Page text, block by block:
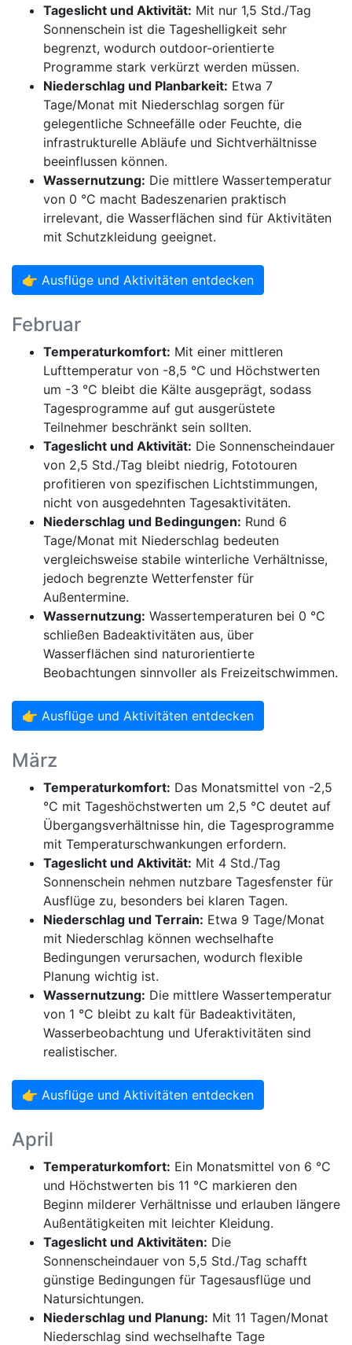
Tageslicht und Aktivität: Mit nur 1,5 Std./Tag
Sonnenschein ist die Tageshelligkeit sehr
begrenzt, wodurch outdoor-orientierte
Programme stark verkürzt werden müssen.
Niederschlag und Planbarkeit: Etwa 7
Tage/Monat mit Niederschlag sorgen für
gelegentliche Schneefälle oder Feuchte, die
infrastrukturelle Abläufe und Sichtverhältnisse
beeinflussen können.
Wassernutzung: Die mittlere Wassertemperatur
von 0 °C macht Badeszenarien praktisch
irrelevant, die Wasserflächen sind für Aktivitäten
mit Schutzkleidung geeignet.
👉 Ausflüge und Aktivitäten entdecken
Februar
Temperaturkomfort: Mit einer mittleren
Lufttemperatur von -8,5 °C und Höchstwerten
um -3 °C bleibt die Kälte ausgeprägt, sodass
Tagesprogramme auf gut ausgerüstete
Teilnehmer beschränkt sein sollten.
Tageslicht und Aktivität: Die Sonnenscheindauer
von 2,5 Std./Tag bleibt niedrig, Fototouren
profitieren von spezifischen Lichtstimmungen,
nicht von ausgedehnten Tagesaktivitäten.
Niederschlag und Bedingungen: Rund 6
Tage/Monat mit Niederschlag bedeuten
vergleichsweise stabile winterliche Verhältnisse,
jedoch begrenzte Wetterfenster für
Außentermine.
Wassernutzung: Wassertemperaturen bei 0 °C
schließen Badeaktivitäten aus, über
Wasserflächen sind naturorientierte
Beobachtungen sinnvoller als Freizeitschwimmen.
👉 Ausflüge und Aktivitäten entdecken
März
Temperaturkomfort: Das Monatsmittel von -2,5
°C mit Tageshöchstwerten um 2,5 °C deutet auf
Übergangsverhältnisse hin, die Tagesprogramme
mit Temperaturschwankungen erfordern.
Tageslicht und Aktivität: Mit 4 Std./Tag
Sonnenschein nehmen nutzbare Tagesfenster für
Ausflüge zu, besonders bei klaren Tagen.
Niederschlag und Terrain: Etwa 9 Tage/Monat
mit Niederschlag können wechselhafte
Bedingungen verursachen, wodurch flexible
Planung wichtig ist.
Wassernutzung: Die mittlere Wassertemperatur
von 1 °C bleibt zu kalt für Badeaktivitäten,
Wasserbeobachtung und Uferaktivitäten sind
realistischer.
👉 Ausflüge und Aktivitäten entdecken
April
Temperaturkomfort: Ein Monatsmittel von 6 °C
und Höchstwerten bis 11 °C markieren den
Beginn milderer Verhältnisse und erlauben längere
Außentätigkeiten mit leichter Kleidung.
Tageslicht und Aktivitäten: Die
Sonnenscheindauer von 5,5 Std./Tag schafft
günstige Bedingungen für Tagesausflüge und
Natursichtungen.
Niederschlag und Planung: Mit 11 Tagen/Monat
Niederschlag sind wechselhafte Tage